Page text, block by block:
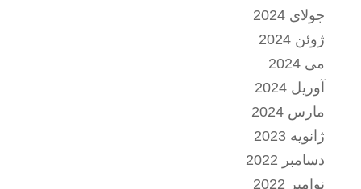
جولای 2024
ژوئن 2024
می 2024
آوریل 2024
مارس 2024
ژانویه 2023
دسامبر 2022
نوامبر 2022